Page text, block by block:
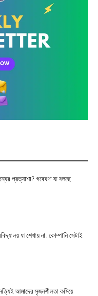
প্রত্যাশা? গবেষণা যা বলছে
যা শেখায় না, কোম্পানি সেটাই
আমাদের সৃজনশীলতা কমিয়ে